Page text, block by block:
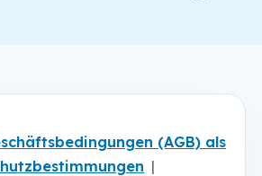
(AGB) als
|